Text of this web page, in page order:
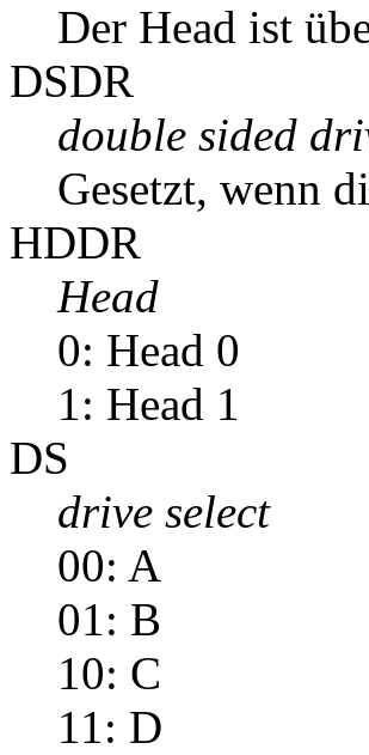
Der Head ist
DSDR
double sided
Gesetzt, wenn
HDDR
Head
0: Head 0
1: Head 1
DS
drive select
00: A
01: B
10: C
11: D